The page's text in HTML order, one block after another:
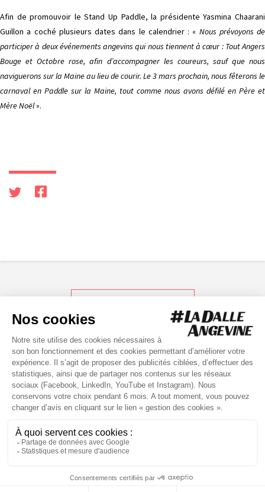
Afin de promouvoir le Stand Up Paddle, la présidente Yasmina Chaarani
Guillon a coché plusieurs dates dans le calendrier : « Nous prévoyons de
participer à deux événements angevins qui nous tiennent à cœur : Tout Angers
Bouge et Octobre rose, afin d’accompagner les coureurs, sauf que nous
naviguerons sur la Maine au lieu de courir. Le 3 mars prochain, nous fêterons le
carnaval en Paddle sur la Maine, tout comme nous avons défilé en Père et
Mère Noël».
RETOUR AUX ACTUS